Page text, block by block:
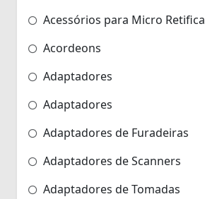
Acessórios para Micro Retifica
Acordeons
Adaptadores
Adaptadores
Adaptadores de Furadeiras
Adaptadores de Scanners
Adaptadores de Tomadas